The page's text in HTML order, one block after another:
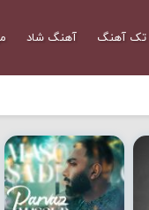
تک آهنگ آهنگ شاد